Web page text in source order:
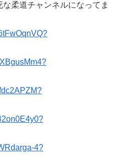
柔道チャンネルになってま
4?